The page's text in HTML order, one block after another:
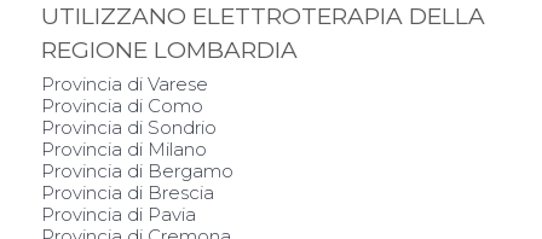
UTILIZZANO ELETTROTERAPIA DELLA
REGIONE LOMBARDIA
Provincia di Varese
Provincia di Como
Provincia di Sondrio
Provincia di Milano
Provincia di Bergamo
Provincia di Brescia
Provincia di Pavia